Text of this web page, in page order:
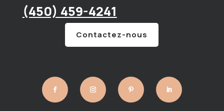
(450) 459-4241
Contactez-nous